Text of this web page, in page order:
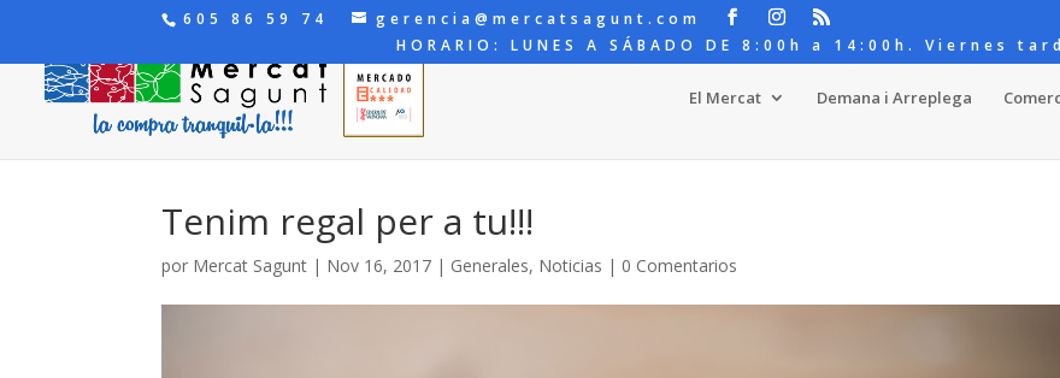
605 86 59 74
gerencia@mercatsagunt.com
HORARIO: LUNES A SÁBADO DE 8:00h a 14:00h. Viernes
El Mercat Demana i Arreplega
Tenim regal per a tu!!!
por Mercat Sagunt | Nov 16, 2017 | Generales, Noticias | 0 Comentarios